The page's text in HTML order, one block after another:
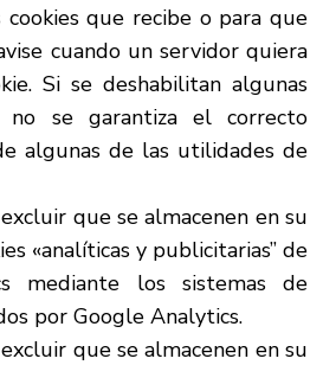
cookies que recibe o para que
cuando un servidor quiera
Si se deshabilitan algunas
no se garantiza el correcto
algunas de las utilidades de
que se almacenen en su
«analíticas y publicitarias” de
mediante los sistemas de
por Google Analytics.
que se almacenen en su